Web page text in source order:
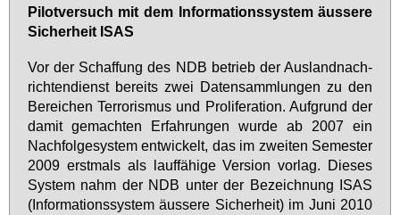
Pi­lot­ver­such mit dem In­for­ma­ti­ons­sys­tem äus­se­re
Si­cher­heit ISAS
Vor der Schaf­fung des NDB be­trieb der Aus­land­nach­
rich­ten­dienst be­reits zwei Da­ten­samm­lun­gen zu den
Be­rei­chen Ter­ro­ris­mus und Pro­li­fe­ra­ti­on. Auf­grund der
da­mit ge­mach­ten Er­fah­run­gen wur­de ab 2007 ein
Nach­fol­ge­sys­tem ent­wi­ckelt, das im zwei­ten Se­mes­ter
2009 erst­mals als lauf­fä­hi­ge Ver­si­on vor­lag. Die­ses
Sys­tem nahm der NDB un­ter der Be­zeich­nung ISAS
(In­for­ma­ti­ons­sys­tem äus­se­re Si­cher­heit) im Ju­ni 2010